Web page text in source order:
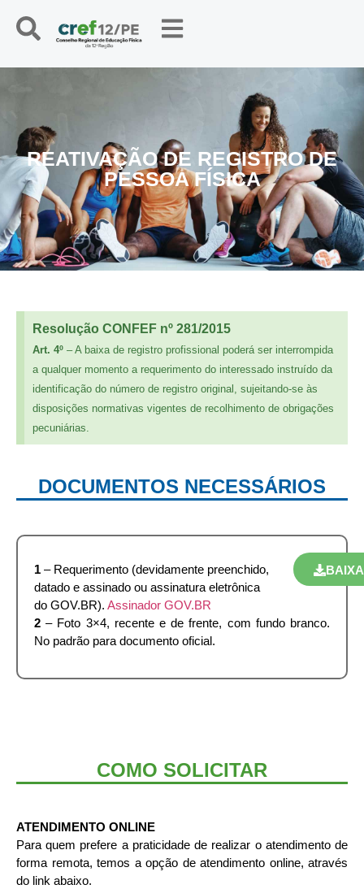
REATIVAÇÃO DE REGISTRO DE
PESSOA FÍSICA
Resolução CONFEF nº 281/2015
Art. 4º – A baixa de registro profissional poderá ser interrompida
a qualquer momento a requerimento do interessado instruído da
identificação do número de registro original, sujeitando-se às
disposições normativas vigentes de recolhimento de obrigações
pecuniárias.
DOCUMENTOS NECESSÁRIOS
1 – Requerimento (devidamente preenchido,
datado e assinado ou assinatura eletrônica
do GOV.BR). Assinador GOV.BR
2 – Foto 3×4, recente e de frente, com fundo branco.
No padrão para documento oficial.
COMO SOLICITAR
ATENDIMENTO ONLINE
Para quem prefere a praticidade de realizar o atendimento de
forma remota, temos a opção de atendimento online, através
do link abaixo.